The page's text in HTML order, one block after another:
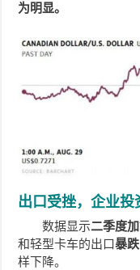
为明显。
出口受挫，企业投
数据显示二季度
和轻型卡车的出口暴
样下降。